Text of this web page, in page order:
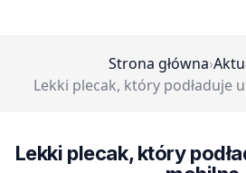
Strona główna›
Lekki plecak, który podładuje
Lekki plecak, który